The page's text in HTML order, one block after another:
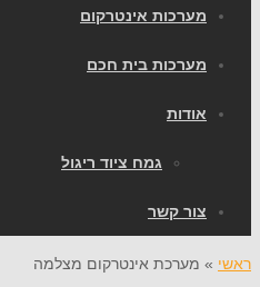
אינטרקום
בית חכם
גמח ציוד ריגול
קשר
מערכת אינטרקום מצלמה